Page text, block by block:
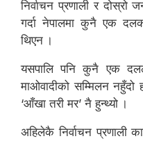
निर्वाचन प्रणाली र
गर्दा नेपालमा कुनै एक
थिएन ।
यसपालि पनि कुनै एक
माओवादीको सम्मिलन
‘आँखा तरी मर’ नै हुन्थ्यो ।
अहिलेकै निर्वाचन प्रणाली